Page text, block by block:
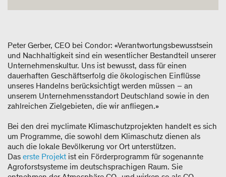
Peter Gerber, CEO bei Condor: «Verantwortungsbewusstsein
und Nachhaltigkeit sind ein wesentlicher Bestandteil unserer
Unternehmenskultur. Uns ist bewusst, dass für einen
dauerhaften Geschäftserfolg die ökologischen Einflüsse
unseres Handelns berücksichtigt werden müssen – an
unserem Unternehmensstandort Deutschland sowie in den
zahlreichen Zielgebieten, die wir anfliegen.»
Bei den drei myclimate Klimaschutzprojekten handelt es sich
um Programme, die sowohl dem Klimaschutz dienen als
auch die lokale Bevölkerung vor Ort unterstützen.
Das erste Projekt ist ein Förderprogramm für sogenannte
Agroforstsysteme im deutschsprachigen Raum. Sie